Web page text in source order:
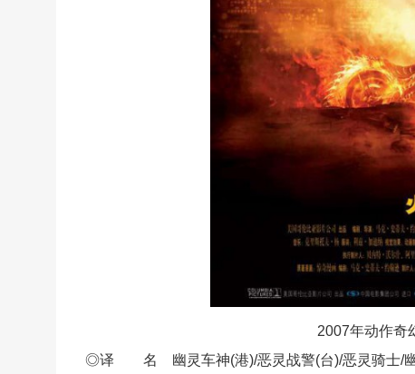
2007年动作奇
◎译 名 幽灵车神(港)/恶灵战警(台)/恶灵骑士/幽